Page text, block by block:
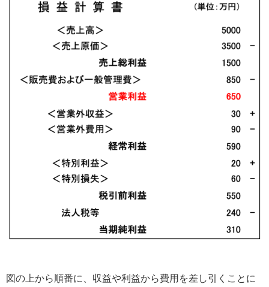
図の上から順番に、収益や利益から費用を差し引くことに